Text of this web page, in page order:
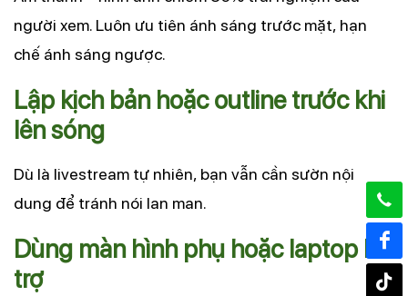
người xem. Luôn ưu tiên ánh sáng trước mặt, hạn
chế ánh sáng ngược.
Lập kịch bản hoặc outline trước khi
lên sóng
Dù là livestream tự nhiên, bạn vẫn cần sườn nội
dung để tránh nói lan man.
Dùng màn hình phụ hoặc laptop hỗ
trợ